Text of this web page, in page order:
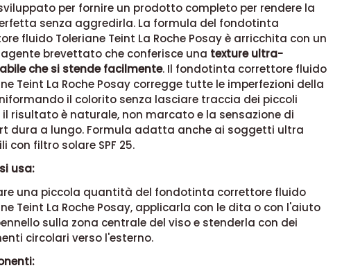
per fornire un prodotto completo per rendere la
senza aggredirla. La formula del fondotinta
fluido Toleriane Teint La Roche Posay è arricchita con un
brevettato che conferisce una texture ultra-
che si stende facilmente. Il fondotinta correttore fluido
Teint La Roche Posay corregge tutte le imperfezioni della
il colorito senza lasciare traccia dei piccoli
risultato è naturale, non marcato e la sensazione di
dura a lungo. Formula adatta anche ai soggetti ultra
con filtro solare SPF 25.
usa:
una piccola quantità del fondotinta correttore fluido
Teint La Roche Posay, applicarla con le dita o con l'aiuto
sulla zona centrale del viso e stenderla con dei
circolari verso l'esterno.